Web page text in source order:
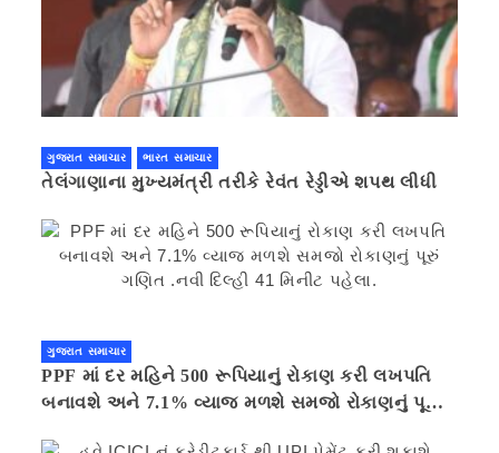
ગુજરાત સમાચાર ભારત સમાચાર
તેલંગાણાના મુખ્યમંત્રી તરીકે રેવંત રેડ્ડીએ શપથ લીધી
ગુજરાત સમાચાર
PPF માં દર મહિને 500 રૂપિયાનું રોકાણ કરી લખપતિ
બનાવશે અને 7.1% વ્યાજ મળશે સમજો રોકાણનું પૂરું